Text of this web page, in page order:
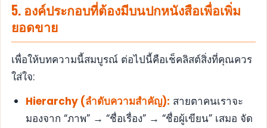
5. องค์ประกอบที่ต้องมีบนปกหนังสือเพื่อเพิ่ม
ยอดขาย
เพื่อให้บทความนี้สมบูรณ์ ต่อไปนี้คือเช็คลิสต์สิ่งที่คุณควร
ใส่ใจ:
Hierarchy (ลำดับความสำคัญ): สายตาคนเราจะ
มองจาก “ภาพ” → “ชื่อเรื่อง” → “ชื่อผู้เขียน” เสมอ จัด